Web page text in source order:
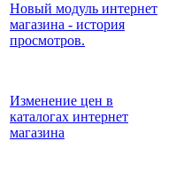
Новый модуль интернет
магазина - история
просмотров.
Изменение цен в
каталогах интернет
магазина